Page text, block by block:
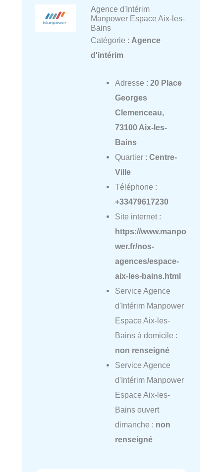
Agence d'Intérim
Manpower Espace Aix-les-
Bains
Catégorie : Agence
d'intérim
Adresse : 20 Place
Georges
Clemenceau,
73100 Aix-les-
Bains
Quartier : Centre-
Ville
Téléphone :
+33479617230
Site internet :
https://www.manpo
wer.fr/nos-
agences/espace-
aix-les-bains.html
Service Agence
d'Intérim Manpower
Espace Aix-les-
Bains à domicile :
non renseigné
Service Agence
d'Intérim Manpower
Espace Aix-les-
Bains ouvert
dimanche : non
renseigné